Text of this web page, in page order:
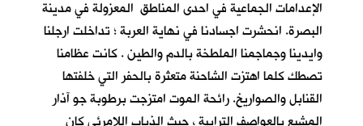
الإعدامات الجماعية في احدى المناطق المعزولة في مدينة
البصرة. انحشرت اجسادنا في نهاية العربة ؛ تداخلت ارجلنا
وايدينا وجماجمنا الملطخة بالدم والطين . كانت عظامنا
تصطك كلما اهتزت الشاحنة متعثرة بالحفر التي خلفتها
القنابل والصواريخ. رائحة الموت امتزجت برطوبة جو آذار